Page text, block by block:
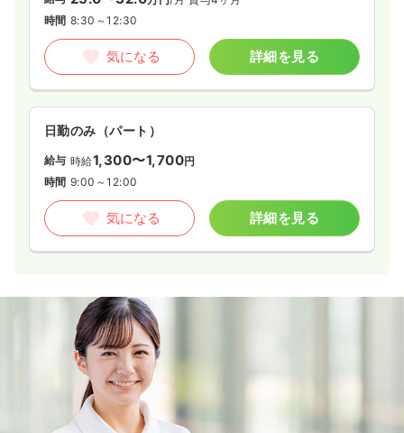
時間 8:30～12:30
気になる 詳細を見る
日勤のみ（パート）
給与 時給1,300〜1,700円
時間 9:00～12:00
気になる 詳細を見る